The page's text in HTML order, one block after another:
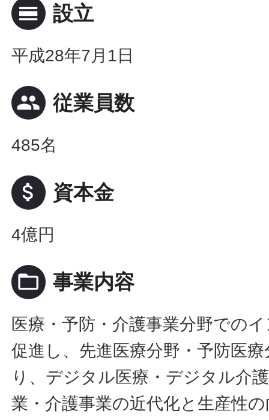
calendar_view_day 設立
平成28年7月1日
people 従業員数
485名
attach_money 資本金
4億円
folder_open 事業内容
医療・予防・介護事業分野での
促進し、先進医療分野・予防医
り、デジタル医療・デジタル介
業・介護事業の近代化と生産性